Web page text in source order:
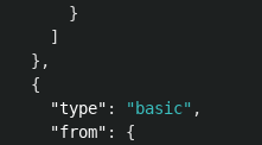
}
]
},
{
"type" : "basic" ,
"from" :
{